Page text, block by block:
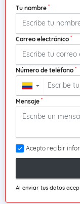
Tu nombre *
Correo electrónico *
Número de teléfono *
▼
Mensaje *
Acepto recibir
Al enviar tus datos